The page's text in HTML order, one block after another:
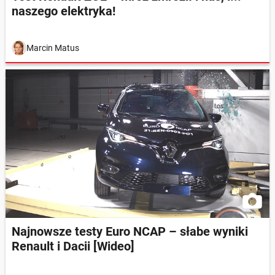
naszego elektryka!
Marcin Matus
Najnowsze testy Euro NCAP – słabe wyniki
Renault i Dacii [Wideo]